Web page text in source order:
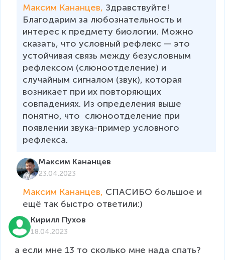
Максим Кананцев, Здравствуйте!
Благодарим за любознательность и
интерес к предмету биологии. Можно
сказать, что условный рефлекс — это
устойчивая связь между безусловным
рефлексом (слюноотделение) и
случайным сигналом (звук), которая
возникает при их повторяющих
совпадениях. Из определения выше
понятно, что  слюноотделение при
появлении звука-пример условного
рефлекса.
Максим Кананцев
23.04.2023
Максим Кананцев, СПАСИБО большое и
ещё так быстро ответили:)
Кирилл Пухов
18.04.2023
а если мне 13 то сколько мне нада спать?